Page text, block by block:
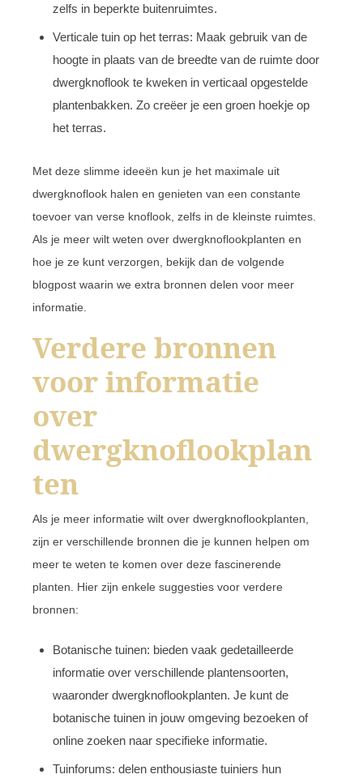
zelfs in beperkte buitenruimtes.
Verticale tuin op het terras: Maak gebruik van de
hoogte in plaats van de breedte van de ruimte door
dwergknoflook te kweken in verticaal opgestelde
plantenbakken. Zo creëer je een groen hoekje op
het terras.
Met deze slimme ideeën kun je het maximale uit
dwergknoflook halen en genieten van een constante
toevoer van verse knoflook, zelfs in de kleinste ruimtes.
Als je meer wilt weten over dwergknoflookplanten en
hoe je ze kunt verzorgen, bekijk dan de volgende
blogpost waarin we extra bronnen delen voor meer
informatie.
Verdere bronnen
voor informatie
over
dwergknoflookplan
ten
Als je meer informatie wilt over dwergknoflookplanten,
zijn er verschillende bronnen die je kunnen helpen om
meer te weten te komen over deze fascinerende
planten. Hier zijn enkele suggesties voor verdere
bronnen:
Botanische tuinen: bieden vaak gedetailleerde
informatie over verschillende plantensoorten,
waaronder dwergknoflookplanten. Je kunt de
botanische tuinen in jouw omgeving bezoeken of
online zoeken naar specifieke informatie.
Tuinforums: delen enthousiaste tuiniers hun